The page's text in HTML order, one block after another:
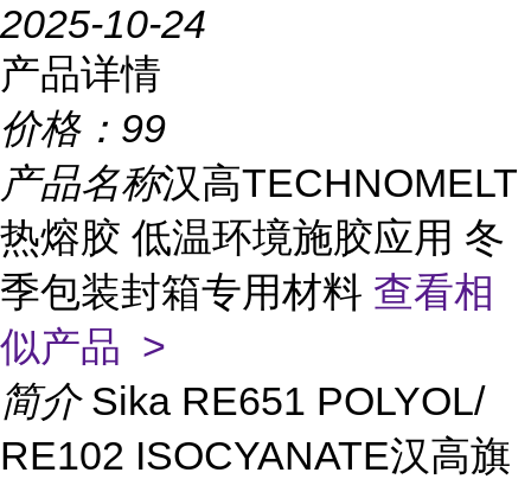
2025-10-24
产品详情
价格： 99
产品名称汉高TECHNOMELT
热熔胶 低温环境施胶应用 冬
季包装封箱专用材料 查看相
似产品 >
简介 Sika RE651 POLYOL/
RE102 ISOCYANATE汉高旗